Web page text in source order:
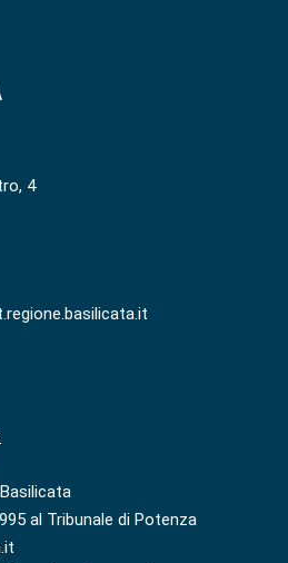
4
al Tribunale di Potenza